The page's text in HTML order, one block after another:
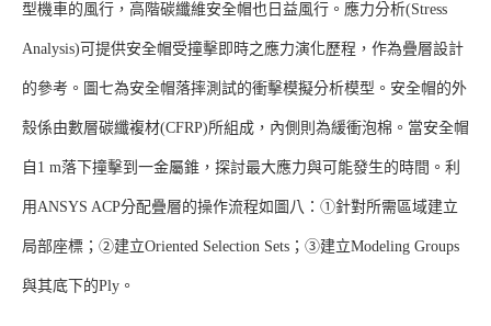
型機車的風行，高階碳纖維安全帽也日益風行。應力分析(Stress
Analysis)可提供安全帽受撞擊即時之應力演化歷程，作為疊層設計
的參考。圖七為安全帽落摔測試的衝擊模擬分析模型。安全帽的外
殼係由數層碳纖複材(CFRP)所組成，內側則為緩衝泡棉。當安全帽
自1 m落下撞擊到一金屬錐，探討最大應力與可能發生的時間。利
用ANSYS ACP分配疊層的操作流程如圖八：①針對所需區域建立
局部座標；②建立Oriented Selection Sets；③建立Modeling Groups
與其底下的Ply。